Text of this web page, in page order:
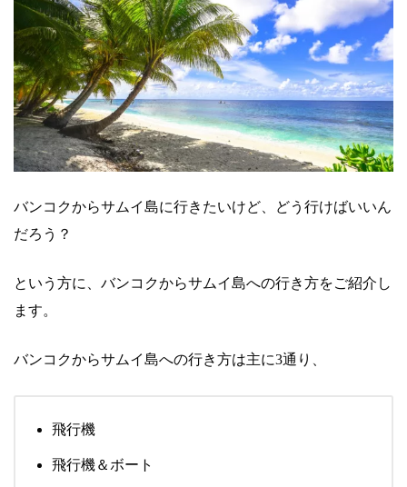
バンコクからサムイ島に行きたいけど、どう行けばいいん
だろう？
という方に、バンコクからサムイ島への行き方をご紹介し
ます。
バンコクからサムイ島への行き方は主に3通り、
飛行機
飛行機＆ボート